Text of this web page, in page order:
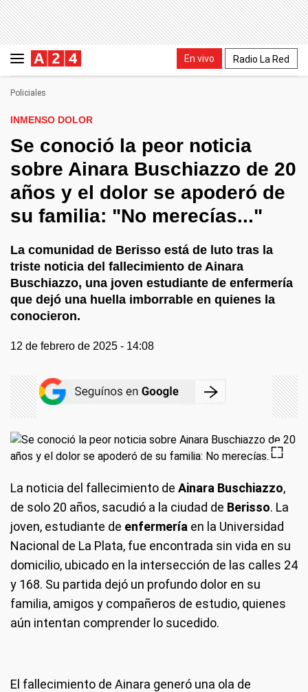
En vivo Radio La Red
Policiales
INMENSO DOLOR
Se conoció la peor noticia
sobre Ainara Buschiazzo de 20
años y el dolor se apoderó de
su familia: "No merecías..."
La comunidad de Berisso está de luto tras la
triste noticia del fallecimiento de Ainara
Buschiazzo, una joven estudiante de enfermería
que dejó una huella imborrable en quienes la
conocieron.
12 de febrero de 2025 - 14:08
La noticia del fallecimiento de Ainara Buschiazzo,
de solo 20 años, sacudió a la ciudad de Berisso. La
joven, estudiante de enfermería en la Universidad
Nacional de La Plata, fue encontrada sin vida en su
domicilio, ubicado en la intersección de las calles 24
y 168. Su partida dejó un profundo dolor en su
familia, amigos y compañeros de estudio, quienes
aún intentan comprender lo sucedido.
El fallecimiento de Ainara generó una ola de